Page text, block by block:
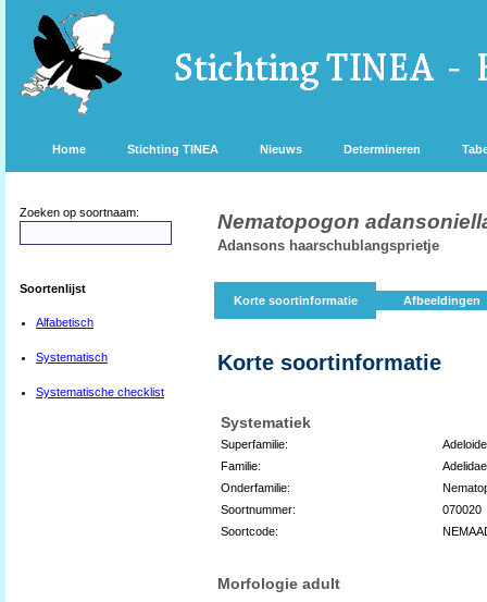
Home Stichting TINEA Nieuws Determineren
Zoeken op soortnaam:
Soortenlijst
Alfabetisch
Systematisch
Systematische checklist
Nematopogon
Adansons haarschublangsprietje
Korte soortinformatie Afbeeldingen
Korte soortinformatie
Systematiek
Superfamilie:
Familie:
Adelidae
Onderfamilie:
Soortnummer:
070020
Soortcode:
Morfologie adult